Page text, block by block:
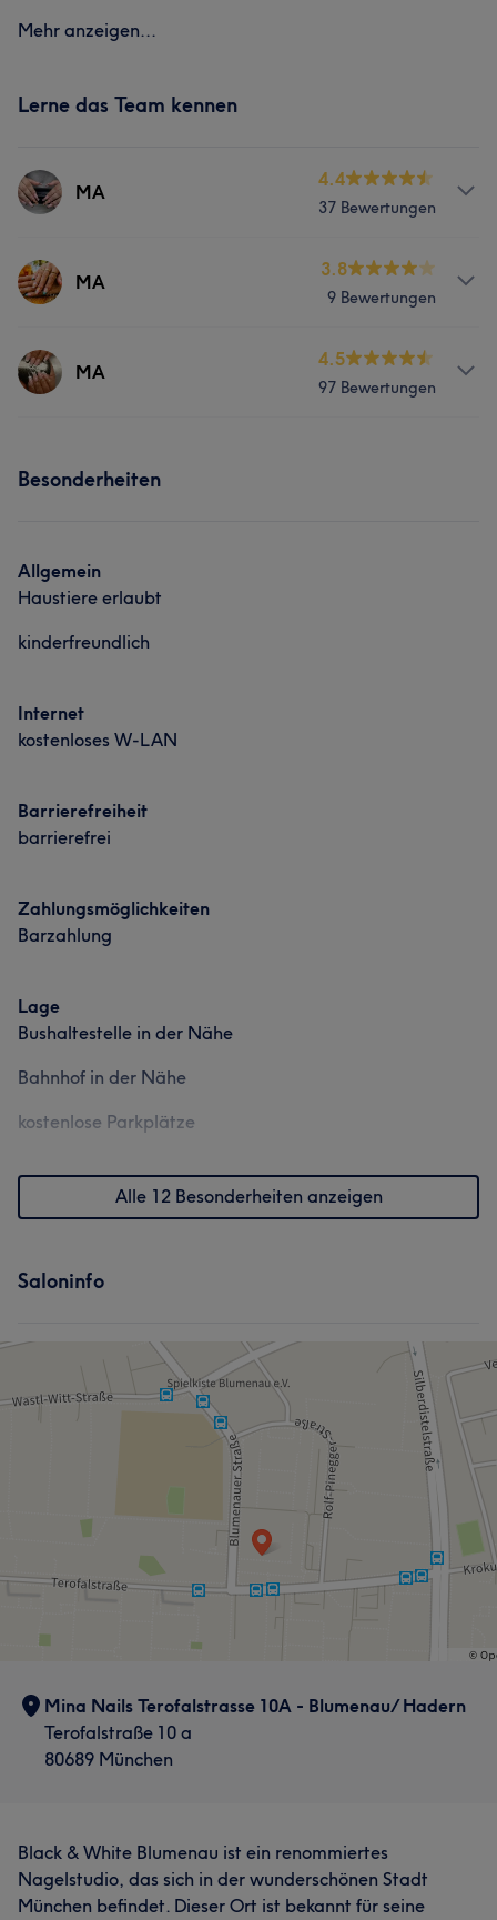
Mehr anzeigen...
Lerne das Team kennen
MA
4.4
37 Bewertungen
Services
MA
3.8
9 Bewertungen
Services
MA
4.5
97 Bewertungen
Was unsere Kunden über MA sagen
Besonderheiten
Allgemein
Haustiere erlaubt
kinderfreundlich
Internet
kostenloses W-LAN
Barrierefreiheit
barrierefrei
Zahlungsmöglichkeiten
Barzahlung
Lage
Bushaltestelle in der Nähe
Bahnhof in der Nähe
kostenlose Parkplätze
Alle 12 Besonderheiten anzeigen
Saloninfo
Mina Nails Terofalstrasse 10A - Blumenau/ Hadern
Terofalstraße 10 a
80689 München
Black & White Blumenau ist ein renommiertes
Nagelstudio, das sich in der wunderschönen Stadt
München befindet. Dieser Ort ist bekannt für seine